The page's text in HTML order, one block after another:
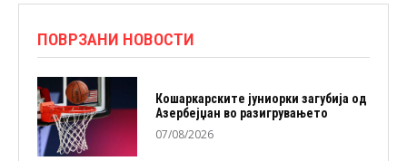
ПОВРЗАНИ НОВОСТИ
Кошаркарските јуниорки загубија од
Азербејџан во разигрувањето
07/08/2026